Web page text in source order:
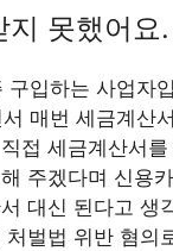
지 못했어요.
입하는 사업자
매번 세금계산
접 세금계산서
주겠다며 신용
대신 된다고 생
벌법 위반 혐의